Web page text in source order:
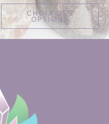
CHOIX DES
OPTIONS